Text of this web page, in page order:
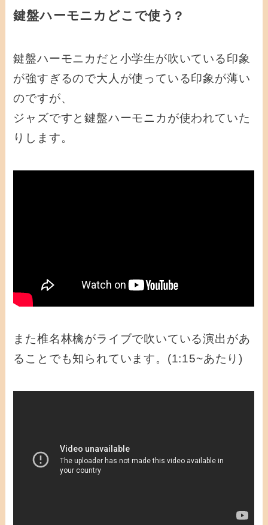
鍵盤ハーモニカどこで使う?
鍵盤ハーモニカだと小学生が吹いている印象
が強すぎるので大人が使っている印象が薄い
のですが、
ジャズですと鍵盤ハーモニカが使われていた
りします。
また椎名林檎がライブで吹いている演出があ
ることでも知られています。(1:15~あたり)